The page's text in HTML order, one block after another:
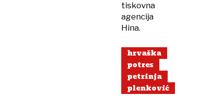
tiskovna
agencija
Hina.
hrvaška
potres
petrinja
plenković